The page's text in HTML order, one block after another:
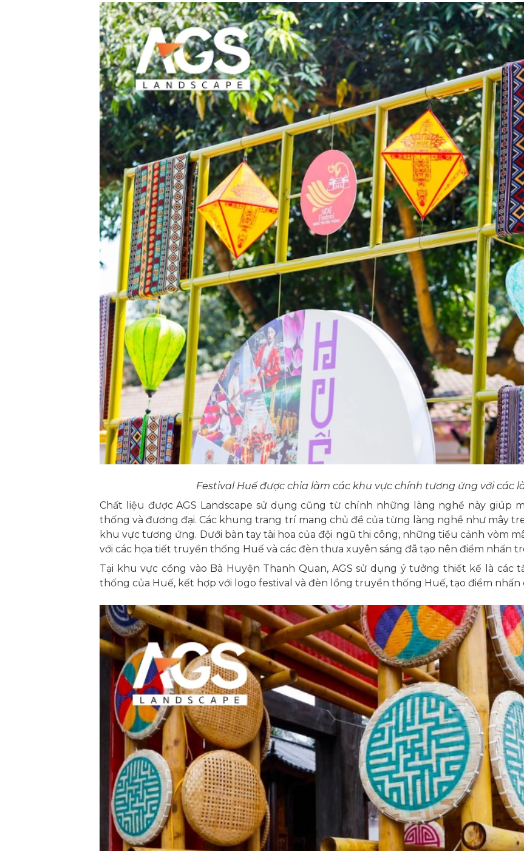
Festival Huế được chia làm các khu vực chính tương ứng với các
Chất liệu được AGS Landscape sử dụng cũng từ chính những làng nghề này giúp
thống và đương đại. Các khung trang trí mang chủ đề của từng làng nghề như mây
khu vực tương ứng. Dưới bàn tay tài hoa của đội ngũ thi công, những tiểu cảnh vòm
với các họa tiết truyền thống Huế và các đèn thưa xuyên sáng đã tạo nên điểm nhấn
Tại khu vực cổng vào Bà Huyện Thanh Quan, AGS sử dụng ý tưởng thiết kế là
thống của Huế, kết hợp với logo festival và đèn lồng truyền thống Huế, tạo điểm nhấn